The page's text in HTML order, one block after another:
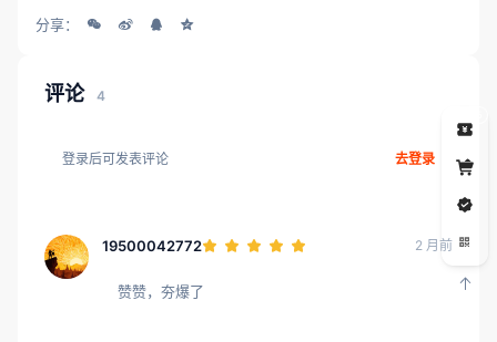
分享：
评论 4
登录后可发表评论 去登录
19500042772 2 月前
赞赞，夯爆了